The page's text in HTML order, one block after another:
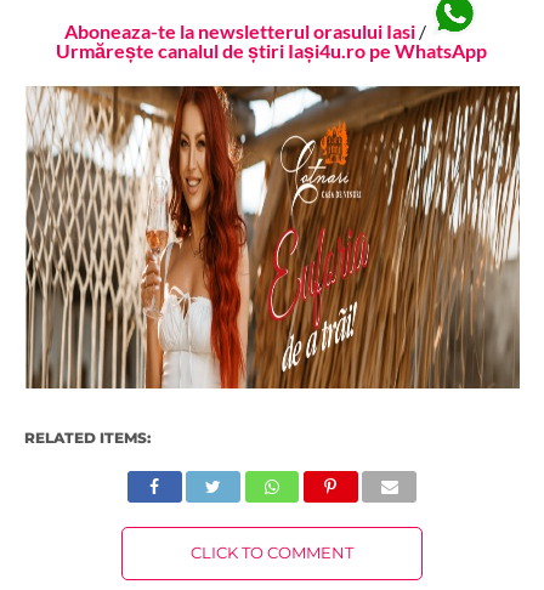
Aboneaza-te la newsletterul orasului Iasi /
Urmărește canalul de știri Iași4u.ro pe WhatsApp
RELATED ITEMS:
CLICK TO COMMENT